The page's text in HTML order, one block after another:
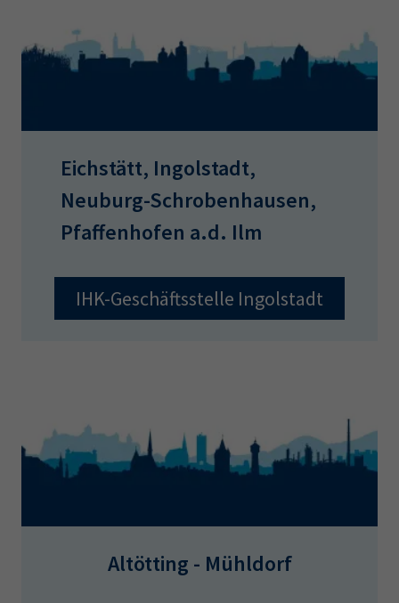
Eichstätt, Ingolstadt,
Neuburg-Schrobenhausen,
Pfaffenhofen a.d. Ilm
IHK-Geschäftsstelle Ingolstadt
Altötting - Mühldorf